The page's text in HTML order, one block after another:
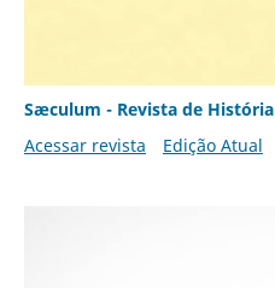
Sæculum - Revista de História
Acessar revista
Edição Atual